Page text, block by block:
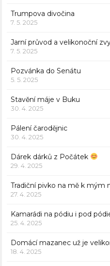
Trumpova divočina
7. 5. 2025
Jarní průvod a velikonoční
7. 5. 2025
Pozvánka do Senátu
5. 5. 2025
Stavění máje v Buku
30. 4. 2025
Pálení čarodějnic
30. 4. 2025
Dárek dárků z Počátek
29. 4. 2025
Tradiční pivko na mě k mým
27. 4. 2025
Kamarádi na pódiu i pod
25. 4. 2025
Domácí mazanec už je
18. 4. 2025